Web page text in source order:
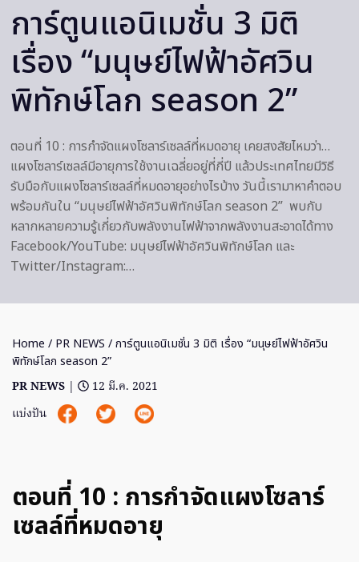
การ์ตูนแอนิเมชั่น 3 มิติ
เรื่อง “มนุษย์ไฟฟ้าอัศวิน
พิทักษ์โลก season 2”
ตอนที่ 10 : การกำจัดแผงโซลาร์เซลล์ที่หมดอายุ เคยสงสัยไหมว่า…
แผงโซลาร์เซลล์มีอายุการใช้งานเฉลี่ยอยู่ที่กี่ปี แล้วประเทศไทยมีวิธี
รับมือกับแผงโซลาร์เซลล์ที่หมดอายุอย่างไรบ้าง วันนี้เรามาหาคำตอบ
พร้อมกันใน “มนุษย์ไฟฟ้าอัศวินพิทักษ์โลก season 2” พบกับ
หลากหลายความรู้เกี่ยวกับพลังงานไฟฟ้าจากพลังงานสะอาดได้ทาง
Facebook/YouTube: มนุษย์ไฟฟ้าอัศวินพิทักษ์โลก และ
Twitter/Instagram:…
Home / PR NEWS / การ์ตูนแอนิเมชั่น 3 มิติ เรื่อง “มนุษย์ไฟฟ้าอัศวิน
พิทักษ์โลก season 2”
PR NEWS |
12 มี.ค. 2021
แบ่งปัน
ตอนที่ 10 : การกำจัดแผงโซลาร์
เซลล์ที่หมดอายุ